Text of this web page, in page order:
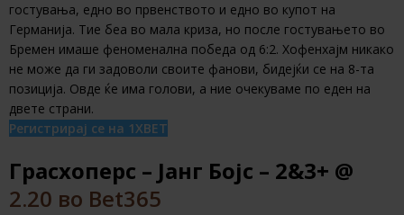
гостувања, едно во првенството и едно во купот на
Германија. Тие беа во мала криза, но после гостувањето во
Бремен имаше феноменална победа од 6:2. Хофенхајм никако
не може да ги задоволи своите фанови, бидејќи се на 8-та
позиција. Овде ќе има голови, а ние очекуваме по еден на
двете страни.
Регистрирај се на 1XBET
Грасхоперс – Јанг Бојс – 2&3+ @
2.20 во Bet365